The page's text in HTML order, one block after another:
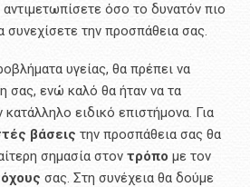
αντιμετωπίσετε όσο το δυνατόν πιο
συνεχίσετε την προσπάθεια σας.
υγείας, θα πρέπει να
σας, ενώ καλό θα ήταν να τα
ειδικό επιστήμονα. Για
βάσεις την προσπάθεια σας θα
σημασία στον τρόπο με τον
σας. Στη συνέχεια θα δούμε